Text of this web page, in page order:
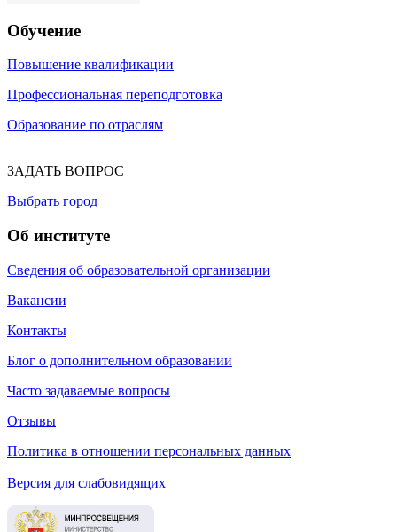
Обучение
Повышение квалификации
Профессиональная переподготовка
Образование по отраслям
ЗАДАТЬ ВОПРОС
Выбрать город
Об институте
Сведения об образовательной организации
Вакансии
Контакты
Блог о дополнительном образовании
Часто задаваемые вопросы
Отзывы
Политика в отношении персональных данных
Версия для слабовидящих